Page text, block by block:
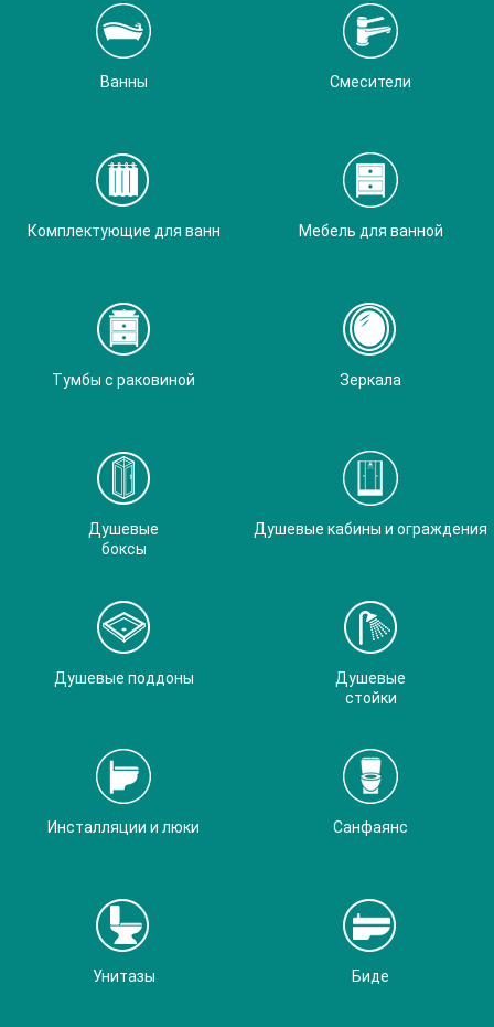
Ванны Смесители
Комплектующие для ванн Мебель для ванной
Тумбы с раковиной Зеркала
Душевые
боксы
Душевые кабины и ограждения
Душевые поддоны
Душевые
стойки
Инсталляции и люки Санфаянс
Унитазы Биде